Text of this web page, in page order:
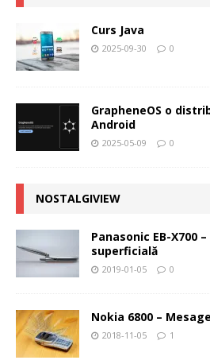
Curs Java
2025-09-30 0
GrapheneOS o
Android
2025-05-09 0
NOSTALGIVIEW
Panasonic EB-X700
superficială
2019-01-05 0
Nokia 6800 –
2018-11-05 1